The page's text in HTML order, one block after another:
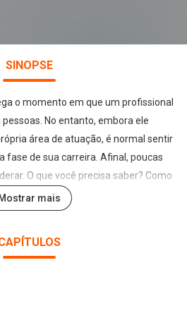
SINOPSE
o momento em que um profissional
No entanto, embora ele
área de atuação, é normal sentir
fase de sua carreira. Afinal, poucas
O que você precisa saber? Como
relevante. Para melhorar a natureza
Mostrar mais